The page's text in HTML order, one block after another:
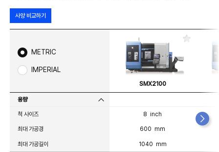
사양 비교하기
METRIC
IMPERIAL
용량
척 사이즈
최대 가공경
최대 가공길이
SMX2100
8 inch
600 mm
1040 mm